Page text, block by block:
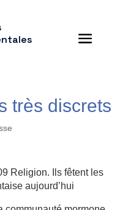
très discrets
Religion. Ils fêtent les
aujourd’hui